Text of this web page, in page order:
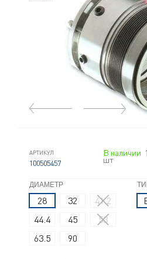
АРТИКУЛ
100505457
В наличии 1
шт
ДИАМЕТР
28 32
41.2
44.4
45
53
63.5
90